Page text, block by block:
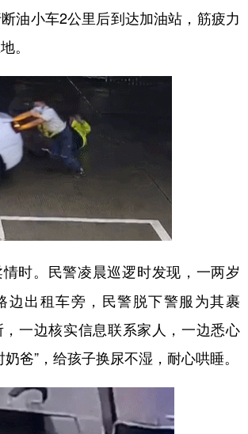
油小车2公里后到达加油站，筋疲力
。
时。 民警凌晨巡逻时发现，一两岁
边出租车旁，民警脱下警服为其裹
一边核实信息联系家人，一边悉心
爸”，给孩子换尿不湿，耐心哄睡。